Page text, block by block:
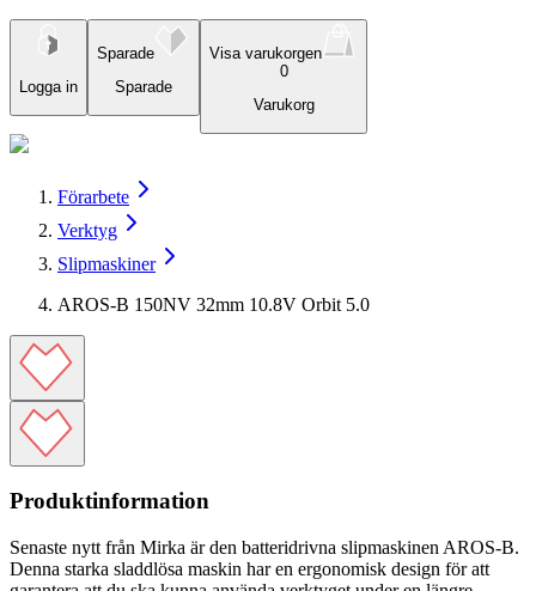
Logga in
Sparade
Sparade
Visa varukorgen
0
Varukorg
Förarbete
Verktyg
Slipmaskiner
AROS-B 150NV 32mm 10.8V Orbit 5.0
Produktinformation
Senaste nytt från Mirka är den batteridrivna slipmaskinen AROS-B.
Denna starka sladdlösa maskin har en ergonomisk design för att